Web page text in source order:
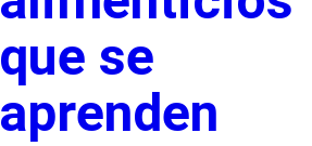
que se
aprenden